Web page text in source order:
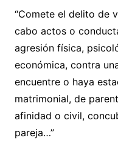
“Comete el delito de
cabo actos o
agresión física,
económica, contra
encuentre o haya
matrimonial, de
afinidad o civil,
pareja…”